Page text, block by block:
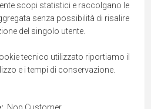
scopi statistici e raccolgano le
senza possibilità di risalire
del singolo utente.
tecnico utilizzato riportiamo il
e i tempi di conservazione.